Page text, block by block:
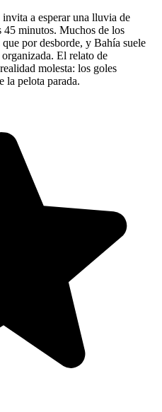
a esperar una lluvia de
45 minutos. Muchos de los
por desborde, y Bahía suele
El relato de
molesta: los goles
la pelota parada.